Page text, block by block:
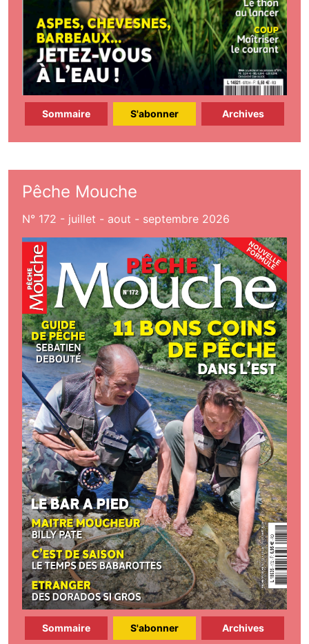
Sommaire S'abonner Archives
Pêche Mouche
N° 172 - juillet - aout - septembre 2026
Sommaire S'abonner Archives